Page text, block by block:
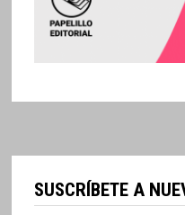
SUSCRÍBETE A